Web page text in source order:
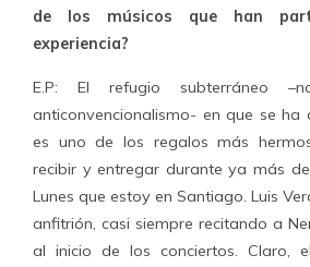
de los músicos que han
experiencia?
E.P: El refugio subterráneo
anticonvencionalismo- en que se ha
es uno de los regalos más
recibir y entregar durante ya más
Lunes que estoy en Santiago. Luis
anfitrión, casi siempre recitando a
al inicio de los conciertos. Claro,